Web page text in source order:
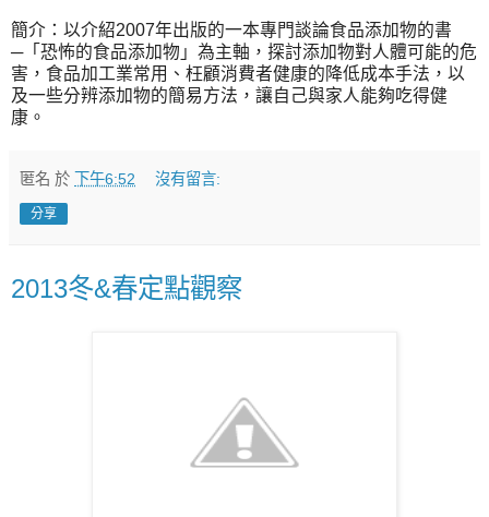
簡介：以介紹2007年出版的一本專門談論食品添加物的書
─「恐怖的食品添加物」為主軸，探討添加物對人體可能的危
害，食品加工業常用、枉顧消費者健康的降低成本手法，以
及一些分辨添加物的簡易方法，讓自己與家人能夠吃得健
康。
匿名 於 下午6:52 沒有留言:
分享
2013冬&春定點觀察